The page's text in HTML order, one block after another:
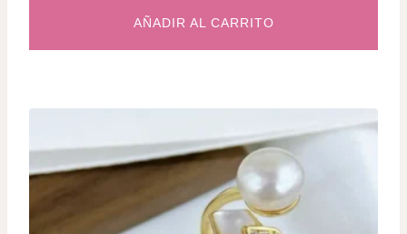
AÑADIR AL CARRITO